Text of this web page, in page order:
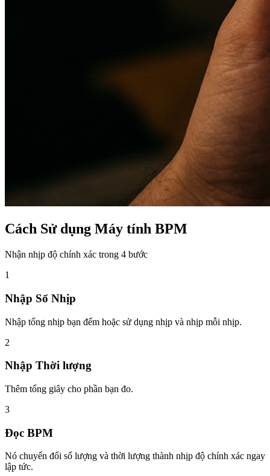
Cách Sử dụng Máy tính BPM
Nhận nhịp độ chính xác trong 4 bước
1
Nhập Số Nhịp
Nhập tổng nhịp bạn đếm hoặc sử dụng nhịp và nhịp mỗi nhịp.
2
Nhập Thời lượng
Thêm tổng giây cho phần bạn đo.
3
Đọc BPM
Nó chuyển đổi số lượng và thời lượng thành nhịp độ chính xác ngay
lập tức.